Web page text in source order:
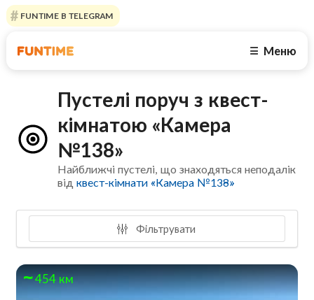
FUNTIME В TELEGRAM
☰ Меню
Пустелі поруч з квест-
кімнатою «Камера
№138»
Найближчі пустелі, що знаходяться неподалік
відквест-кімнати «Камера №138»
Фільтрувати
454 км